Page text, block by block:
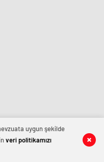
uygun şekilde
veri politikamızı